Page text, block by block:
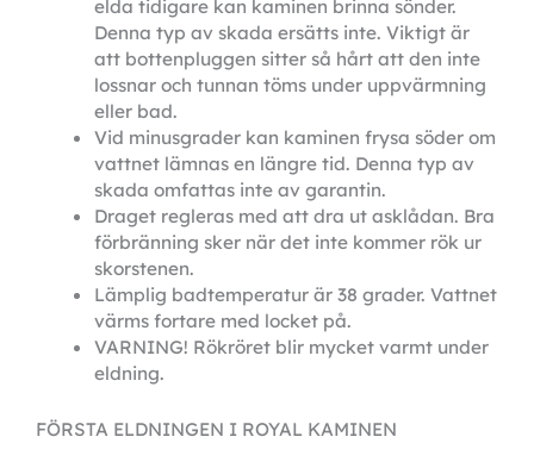
elda tidigare kan kaminen brinna sönder.
Denna typ av skada ersätts inte. Viktigt är
att bottenpluggen sitter så hårt att den inte
lossnar och tunnan töms under uppvärmning
eller bad.
Vid minusgrader kan kaminen frysa söder om
vattnet lämnas en längre tid. Denna typ av
skada omfattas inte av garantin.
Draget regleras med att dra ut asklådan. Bra
förbränning sker när det inte kommer rök ur
skorstenen.
Lämplig badtemperatur är 38 grader. Vattnet
värms fortare med locket på.
VARNING! Rökröret blir mycket varmt under
eldning.
FÖRSTA ELDNINGEN I ROYAL KAMINEN